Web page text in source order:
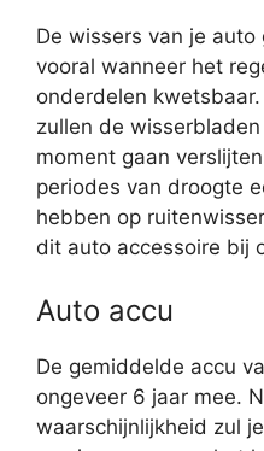
De wissers van je
vooral wanneer het
onderdelen
zullen de
moment gaan
periodes van droogte
hebben op
dit auto accessoire bij
Auto accu
De gemiddelde accu
ongeveer 6 jaar mee.
waarschijnlijkheid zul